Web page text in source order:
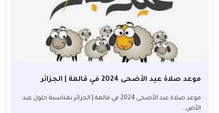
موعد صلاة عيد الأضحى 2024 في قالمة | الجزائر
موعد صلاة عيد الأضحى 2024 في قالمة | الجزائر بمناسبة حلول عيد
الأض...